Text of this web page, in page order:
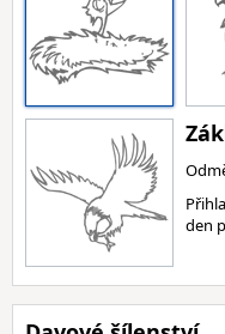
den